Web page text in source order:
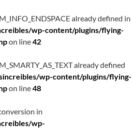
already defined in
wp-content/plugins/flying-
on line42
already defined
wp-content/plugins/flying-
on line48
in
wp-